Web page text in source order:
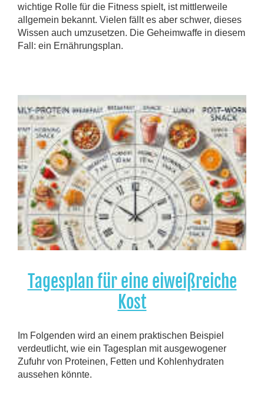
wichtige Rolle für die Fitness spielt, ist mittlerweile
allgemein bekannt. Vielen fällt es aber schwer, dieses
Wissen auch umzusetzen. Die Geheimwaffe in diesem
Fall: ein Ernährungsplan.
Tagesplan für eine eiweißreiche
Kost
Im Folgenden wird an einem praktischen Beispiel
verdeutlicht, wie ein Tagesplan mit ausgewogener
Zufuhr von Proteinen, Fetten und Kohlenhydraten
aussehen könnte.